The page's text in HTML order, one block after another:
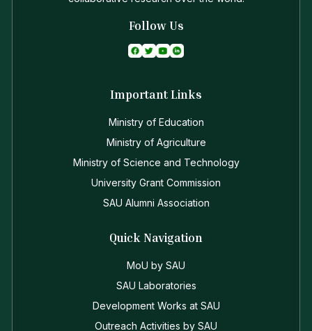
Follow Us
Important Links
Ministry of Education
Ministry of Agriculture
Ministry of Science and Technology
University Grant Commission
SAU Alumni Association
Quick Navigation
MoU by SAU
SAU Laboratories
Development Works at SAU
Outreach Activities by SAU